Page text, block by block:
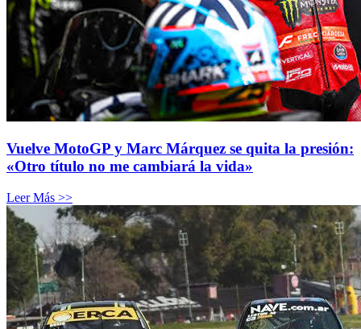
Vuelve MotoGP y Marc Márquez se quita la presión:
«Otro título no me cambiará la vida»
Leer Más >>